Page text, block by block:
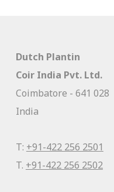
Dutch Plantin
Coir India Pvt. Ltd.
Coimbatore - 641 028
India
T: +91-422 256 2501
T. +91-422 256 2502